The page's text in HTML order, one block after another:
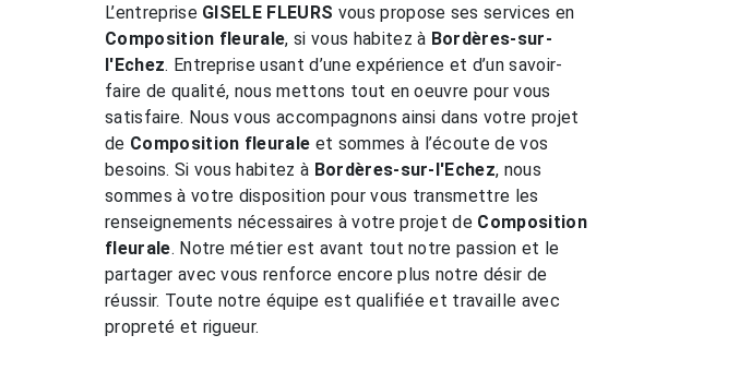
L’entreprise GISELE FLEURS vous propose ses services en
Composition fleurale, si vous habitez à Bordères-sur-
l'Echez. Entreprise usant d’une expérience et d’un savoir-
faire de qualité, nous mettons tout en oeuvre pour vous
satisfaire. Nous vous accompagnons ainsi dans votre projet
de Composition fleurale et sommes à l’écoute de vos
besoins. Si vous habitez à Bordères-sur-l'Echez, nous
sommes à votre disposition pour vous transmettre les
renseignements nécessaires à votre projet de Composition
fleurale. Notre métier est avant tout notre passion et le
partager avec vous renforce encore plus notre désir de
réussir. Toute notre équipe est qualifiée et travaille avec
propreté et rigueur.